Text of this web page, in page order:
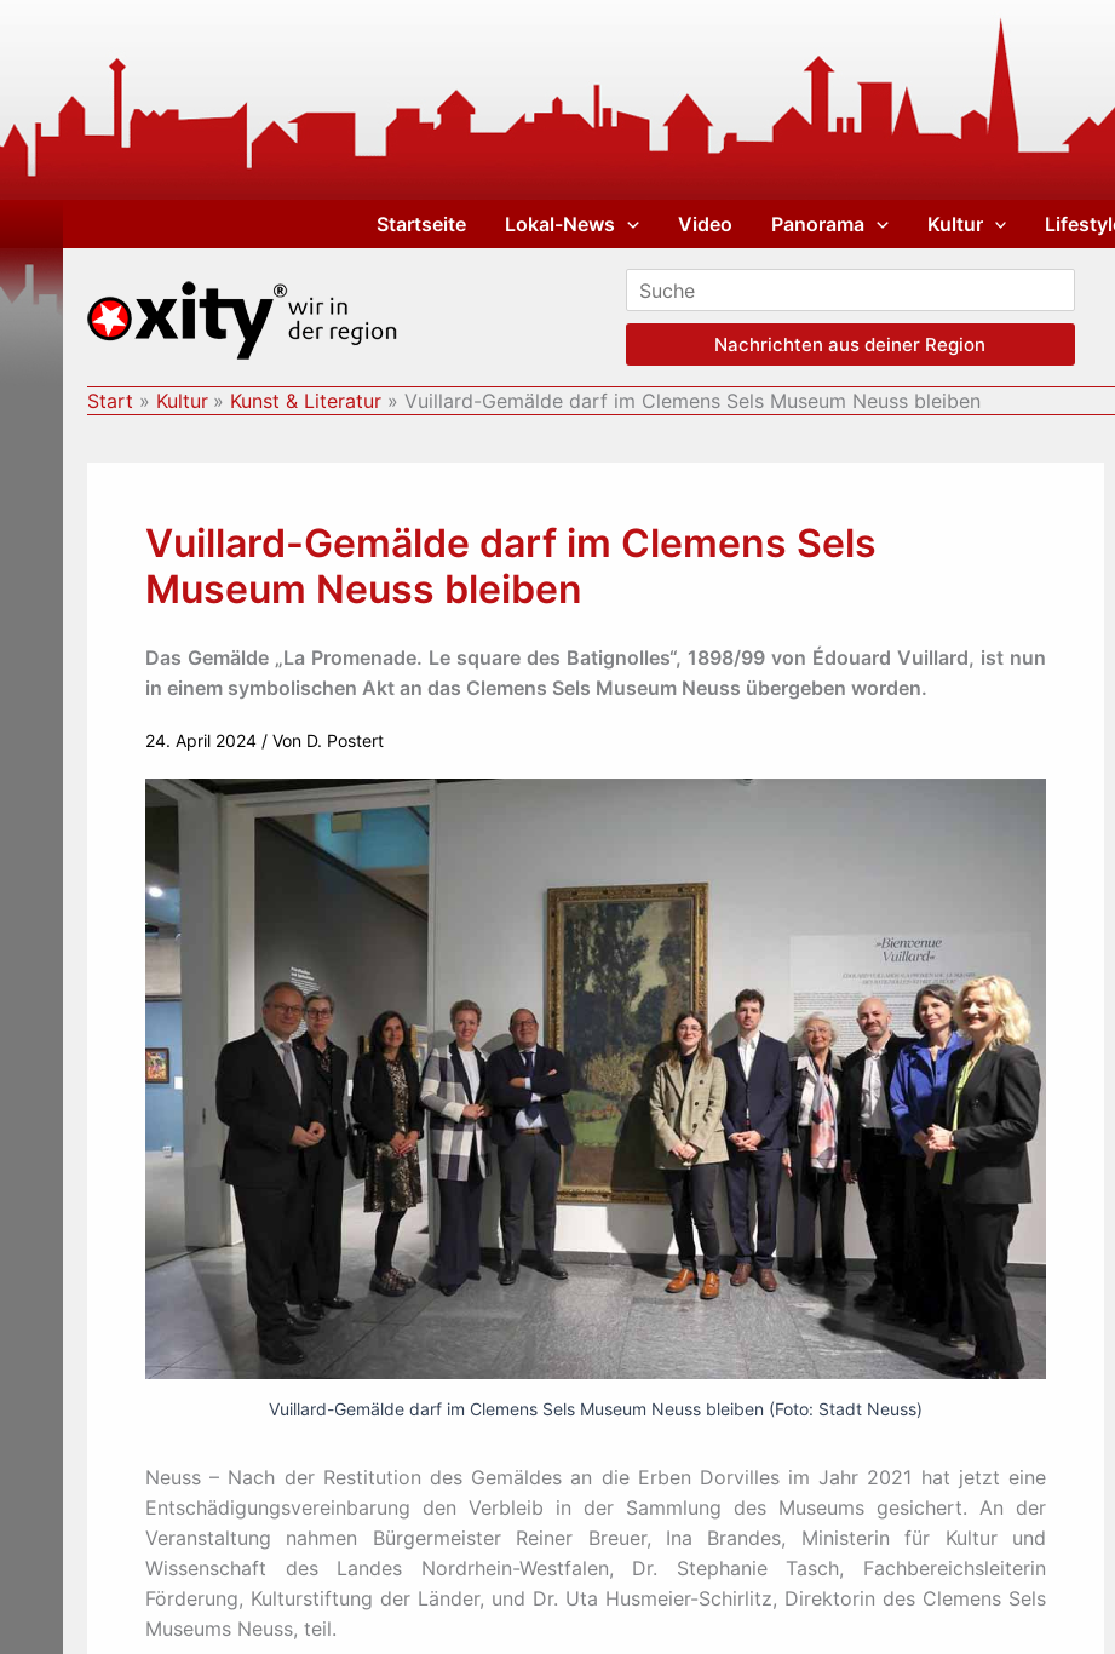
Startseite Lokal-News Video Panorama Kultur
Nachrichten aus deiner Region
Start Kultur Kunst & Literatur Vuillard-Gemälde darf im Clemens Sels Museum Neuss bleiben
Vuillard-Gemälde darf im Clemens Sels
Museum Neuss bleiben
Das Gemälde „La Promenade. Le square des Batignolles“, 1898/99 von Édouard Vuillard, ist nun
in einem symbolischen Akt an das Clemens Sels Museum Neuss übergeben worden.
24. April 2024 / Von D. Postert
Vuillard-Gemälde darf im Clemens Sels Museum Neuss bleiben (Foto: Stadt Neuss)
Neuss – Nach der Restitution des Gemäldes an die Erben Dorvilles im Jahr 2021 hat jetzt eine
Entschädigungsvereinbarung den Verbleib in der Sammlung des Museums gesichert. An der
Veranstaltung nahmen Bürgermeister Reiner Breuer, Ina Brandes, Ministerin für Kultur und
Wissenschaft des Landes Nordrhein-Westfalen, Dr. Stephanie Tasch, Fachbereichsleiterin
Förderung, Kulturstiftung der Länder, und Dr. Uta Husmeier-Schirlitz, Direktorin des Clemens Sels
Museums Neuss, teil.